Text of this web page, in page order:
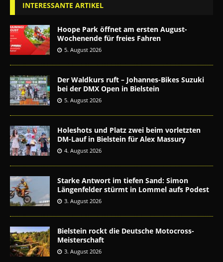
INTERESSANTE ARTIKEL
Hoope Park öffnet am ersten August-
Wochenende für freies Fahren
5. August 2026
Der Waldkurs ruft – Johannes-Bikes Suzuki
bei der DMX Open in Bielstein
5. August 2026
Holeshots und Platz zwei beim vorletzten
DM-Lauf in Bielstein für Alex Massury
4. August 2026
Starke Antwort im tiefen Sand: Simon
Längenfelder stürmt in Lommel aufs Podest
3. August 2026
Bielstein rockt die Deutsche Motocross-
Meisterschaft
3. August 2026